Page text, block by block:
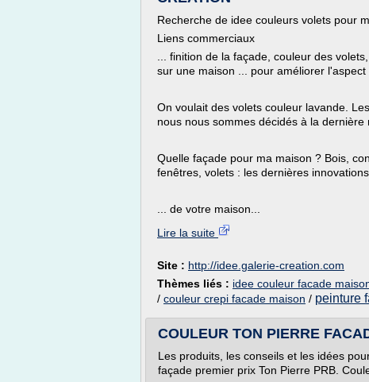
Recherche de idee couleurs volets pour
Liens commerciaux
... finition de la façade, couleur des
sur une maison ... pour améliorer l'aspect
On voulait des volets couleur lavande.
nous nous sommes décidés à la dernière
Quelle façade pour ma maison ? Bois,
fenêtres, volets : les dernières innovations
... de votre maison...
Lire la suite
Site : http://idee.galerie-creation.com
Thèmes liés : idee couleur facade
/ couleur crepi facade maison / peinture
COULEUR TON PIERRE
Les produits, les conseils et les idées
façade premier prix Ton Pierre PRB.